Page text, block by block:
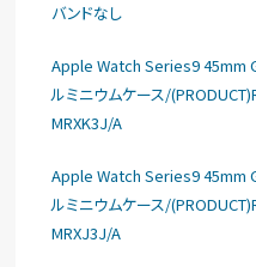
バンドなし
Apple Watch Series9 45mm
ルミニウムケース/
MRXK3J/A
Apple Watch Series9 45mm
ルミニウムケース/
MRXJ3J/A